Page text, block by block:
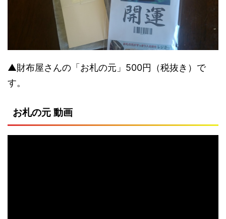
▲財布屋さんの「お札の元」500円（税抜き）で
す。
お札の元 動画